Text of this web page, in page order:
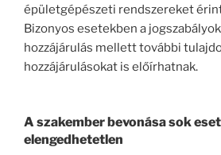
épületgépészeti rendszereket
Bizonyos esetekben a
hozzájárulás mellett további
hozzájárulásokat is előírhatnak.
A szakember bevonása sok
elengedhetetlen